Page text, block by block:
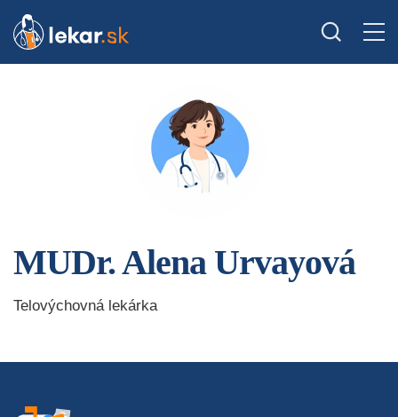
MUDr. Alena Urvayová
Telovýchovná lekárka